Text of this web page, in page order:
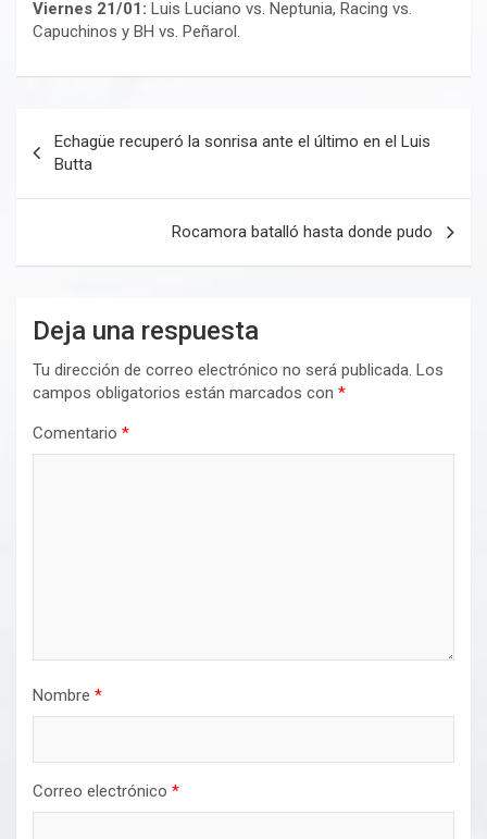
Viernes 21/01: Luis Luciano vs. Neptunia, Racing vs.
Capuchinos y BH vs. Peñarol.
de
entradas
Echagüe recuperó la sonrisa ante el último en el Luis
Butta
Rocamora batalló hasta donde pudo
Deja una respuesta
Tu dirección de correo electrónico no será publicada. Los
campos obligatorios están marcados con *
Comentario *
Nombre *
Correo electrónico *